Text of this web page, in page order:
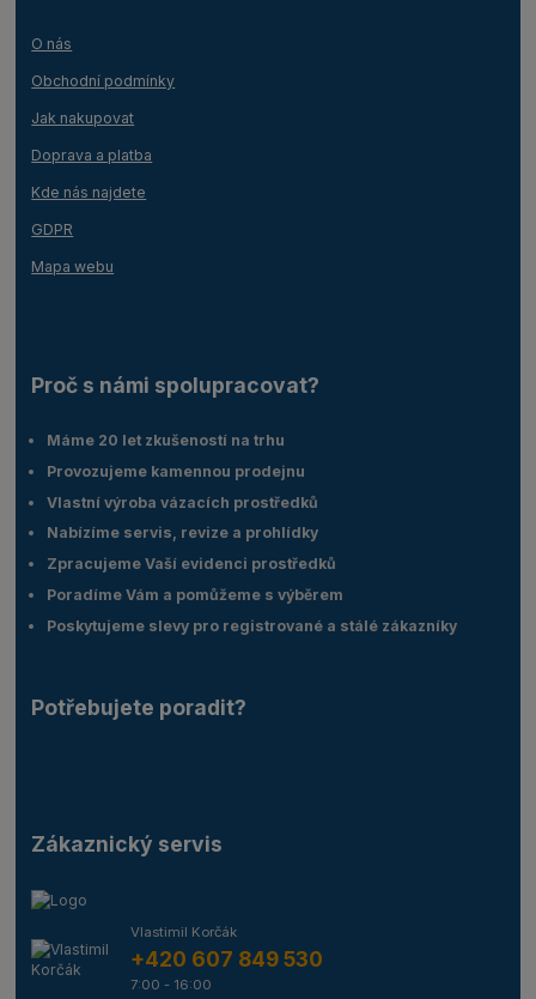
O nás
Obchodní podmínky
Jak nakupovat
Doprava a platba
Kde nás najdete
GDPR
Mapa webu
Proč s námi spolupracovat?
Máme 20 let zkušeností na trhu
Provozujeme kamennou prodejnu
Vlastní výroba vázacích prostředků
Nabízíme servis, revize a prohlídky
Zpracujeme Vaší evidenci prostředků
Poradíme Vám a pomůžeme s výběrem
Poskytujeme slevy pro registrované a stálé zákazníky
Potřebujete poradit?
Zákaznický servis
Vlastimil Korčák
+420 607 849 530
7:00 - 16:00